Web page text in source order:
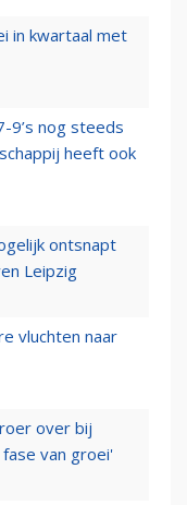
in kwartaal met
9’s nog steeds
heeft ook
ontsnapt
Leipzig
vluchten naar
over bij
van groei'